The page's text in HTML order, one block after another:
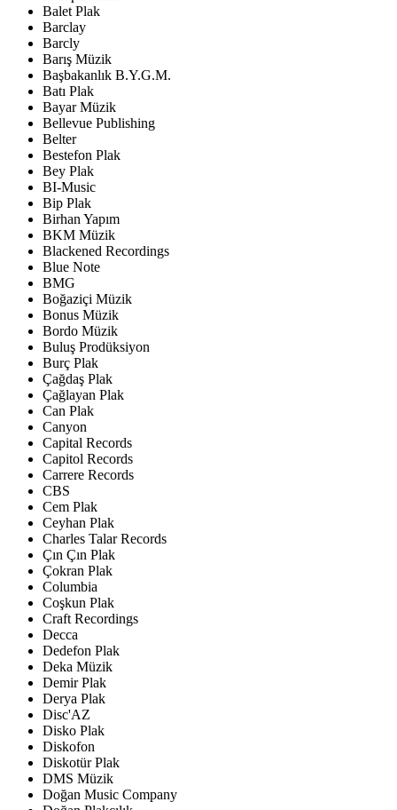
Balet Plak
Barclay
Barcly
Barış Müzik
Başbakanlık B.Y.G.M.
Batı Plak
Bayar Müzik
Bellevue Publishing
Belter
Bestefon Plak
Bey Plak
BI-Music
Bip Plak
Birhan Yapım
BKM Müzik
Blackened Recordings
Blue Note
BMG
Boğaziçi Müzik
Bonus Müzik
Bordo Müzik
Buluş Prodüksiyon
Burç Plak
Çağdaş Plak
Çağlayan Plak
Can Plak
Canyon
Capital Records
Capitol Records
Carrere Records
CBS
Cem Plak
Ceyhan Plak
Charles Talar Records
Çın Çın Plak
Çokran Plak
Columbia
Coşkun Plak
Craft Recordings
Decca
Dedefon Plak
Deka Müzik
Demir Plak
Derya Plak
Disc'AZ
Disko Plak
Diskofon
Diskotür Plak
DMS Müzik
Doğan Music Company